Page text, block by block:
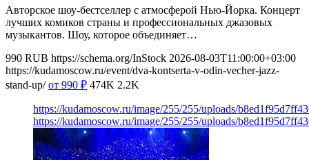
Авторское шоу-бестселлер с атмосферой Нью-Йорка. Концерт
лучших комиков страны и профессиональных джазовых
музыкантов. Шоу, которое объединяет…
990 RUB https://schema.org/InStock 2026-08-03T11:00:00+03:00
https://kudamoscow.ru/event/dva-kontserta-v-odin-vecher-jazz-
stand-up/ от 990 ₽ 474K 2.2K
https://kudamoscow.ru/image/255/255/uploads/
https://kudamoscow.ru/image/255/255/uploads/